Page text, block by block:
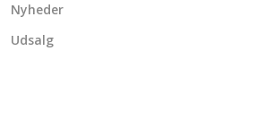
Nyheder
Udsalg